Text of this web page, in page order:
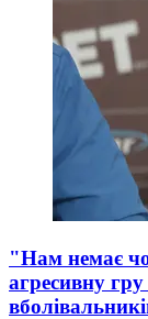
"Нам немає
агресивну